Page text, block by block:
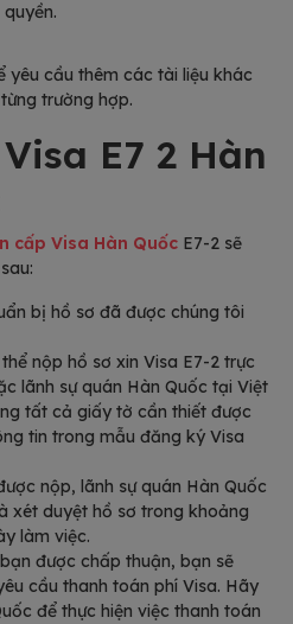
yêu cầu thêm các tài liệu khác
trường hợp.
E7 2 Hàn
cấp Visa Hàn Quốc E7-2 sẽ
bị hồ sơ đã được chúng tôi
nộp hồ sơ xin Visa E7-2 trực
lãnh sự quán Hàn Quốc tại Việt
tất cả giấy tờ cần thiết được
tin trong mẫu đăng ký Visa
nộp, lãnh sự quán Hàn Quốc
xét duyệt hồ sơ trong khoảng
làm việc.
được chấp thuận, bạn sẽ
cầu thanh toán phí Visa. Hãy
để thực hiện việc thanh toán